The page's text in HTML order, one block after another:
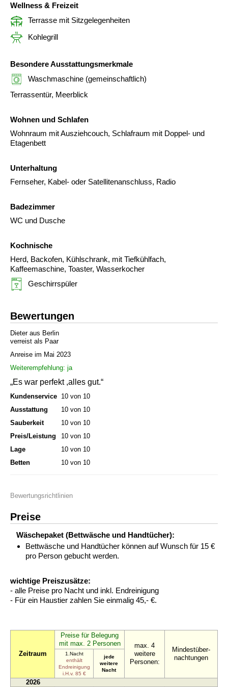
Wellness & Freizeit
Terrasse mit Sitzgelegenheiten
Kohlegrill
Besondere Ausstattungsmerkmale
Waschmaschine (gemeinschaftlich)
Terrassentür, Meerblick
Wohnen und Schlafen
Wohnraum mit Ausziehcouch, Schlafraum mit Doppel- und
Etagenbett
Unterhaltung
Fernseher, Kabel- oder Satellitenanschluss, Radio
Badezimmer
WC und Dusche
Kochnische
Herd, Backofen, Kühlschrank, mit Tiefkühlfach,
Kaffeemaschine, Toaster, Wasserkocher
Geschirrspüler
Bewertungen
Dieter aus Berlin
verreist als Paar
Anreise im Mai 2023
Weiterempfehlung: ja
„Es war perfekt ,alles gut.“
Kundenservice 10 von 10
Ausstattung
10 von 10
Sauberkeit
10 von 10
Preis/Leistung
10 von 10
Lage
10 von 10
Betten
10 von 10
Bewertungsrichtlinien
Preise
Wäschepaket (Bettwäsche und Handtücher):
Bettwäsche und Handtücher können auf Wunsch für 15 €
pro Person gebucht werden.
wichtige Preiszusätze:
- alle Preise pro Nacht und inkl. Endreinigung
- Für ein Haustier zahlen Sie einmalig 45,- €.
Zeitraum
Preise für Belegung
mit max. 2 Personen
max. 4
weitere
Personen:
Mindestüber-
nachtungen
1.Nacht
enthält
Endreinigung
i.H.v. 85 €
jede
weitere
Nacht
2026